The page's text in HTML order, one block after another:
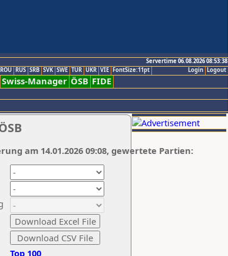
Servertime 06.08.2026 08:53:38
Logout
Login
ROU RUS SRB SVK SWE TUR UKR VIE FontSize:11pt
Swiss-Manager ÖSB FIDE
Top 100
am 14.01.2026 09:08, gewertete Partien: